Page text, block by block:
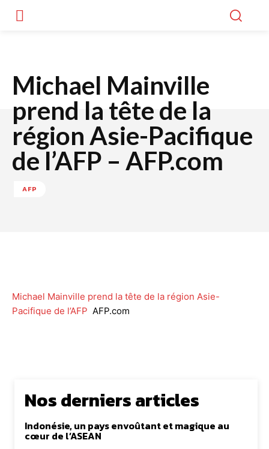
Michael Mainville
prend la tête de la
région Asie-Pacifique
de l’AFP – AFP.com
AFP
Michael Mainville prend la tête de la région Asie-
Pacifique de l’AFP AFP.com
Nos derniers articles
Indonésie, un pays envoûtant et magique au
cœur de l’ASEAN